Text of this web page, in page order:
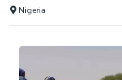
Nigeria